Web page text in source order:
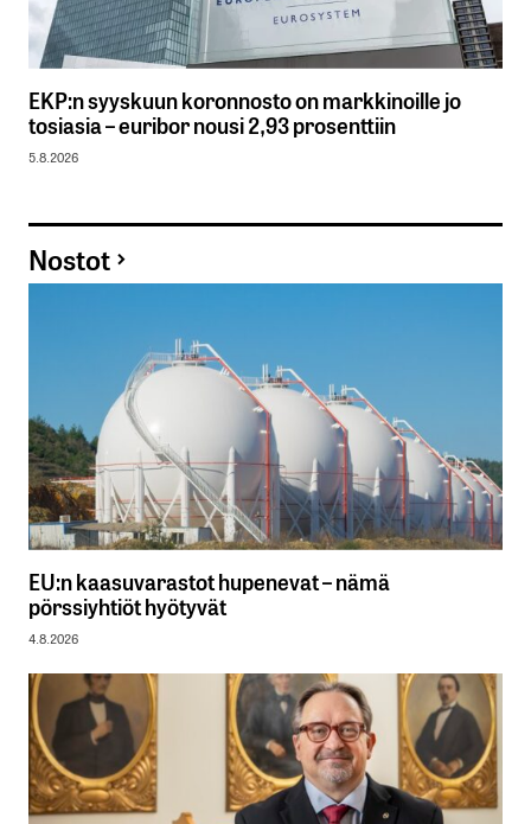
EKP:n syyskuun koronnosto on markkinoille jo
tosiasia – euribor nousi 2,93 prosenttiin
5.8.2026
Nostot
EU:n kaasuvarastot hupenevat – nämä
pörssiyhtiöt hyötyvät
4.8.2026